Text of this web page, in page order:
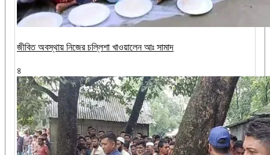
জীবিত অবস্থায় নিজের চল্লিশা খাওয়ালেন আঃ সামাদ
৪